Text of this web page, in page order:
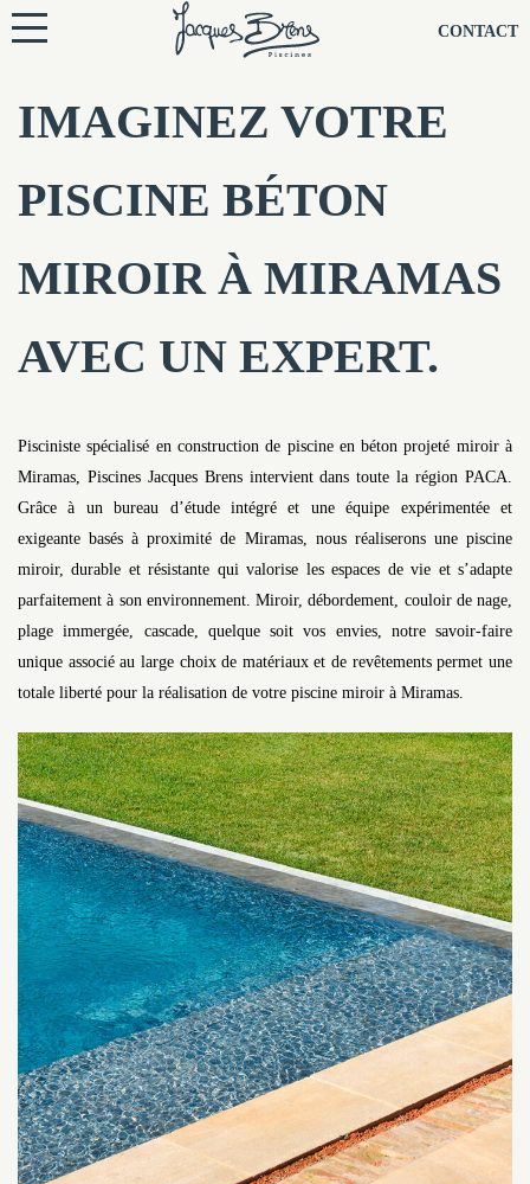
CONTACT
IMAGINEZ VOTRE
PISCINE BÉTON
MIROIR À MIRAMAS
AVEC UN EXPERT.
Pisciniste spécialisé en construction de piscine en béton projeté miroir à
Miramas, Piscines Jacques Brens intervient dans toute la région PACA.
Grâce à un bureau d’étude intégré et une équipe expérimentée et
exigeante basés à proximité de Miramas, nous réaliserons une piscine
miroir, durable et résistante qui valorise les espaces de vie et s’adapte
parfaitement à son environnement. Miroir, débordement, couloir de nage,
plage immergée, cascade, quelque soit vos envies, notre savoir-faire
unique associé au large choix de matériaux et de revêtements permet une
totale liberté pour la réalisation de votre piscine miroir à Miramas.
NOS PISCINES
NOTRE TECHNIQUE
NOS CONSEILS
NOS AGENCES